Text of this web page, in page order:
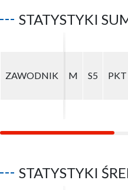
STATYSTYKI
ZAWODNIK M S5 PKT
ZAWODNIK M S5 PKT
STATYSTYKI